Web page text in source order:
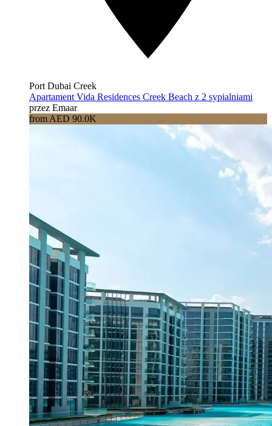
Port Dubai Creek
Apartament Vida Residences Creek Beach z 2 sypialniami
przez Emaar
from AED 90.0K